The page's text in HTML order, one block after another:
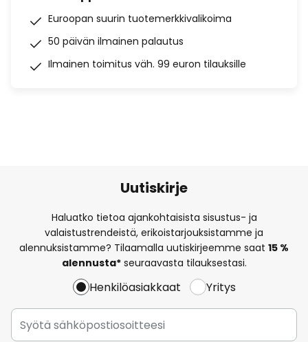
Euroopan suurin tuotemerkkivalikoima
50 päivän ilmainen palautus
Ilmainen toimitus väh. 99 euron tilauksille
Uutiskirje
Haluatko tietoa ajankohtaisista sisustus- ja
valaistustrendeistä, erikoistarjouksistamme ja
alennuksistamme? Tilaamalla uutiskirjeemme saat 15 %
alennusta*seuraavasta tilauksestasi.
Henkilöasiakkaat Yritys